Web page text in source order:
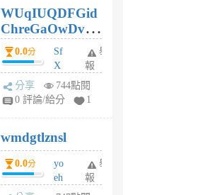
個
月
前
WUqIUQDFGid
ChreGaOwDv
dY0.0分
Sf
X
Pe
Jc
R
P
m
v
舉
報
分享
744點閱
0 評論/給分
1
wmdgtlznsl
0.0分
yo
eh
ld
舉
報